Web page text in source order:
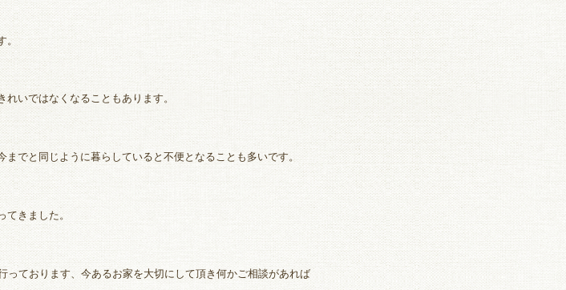
。
いではなくなることもあります。
でと同じように暮らしていると不便となることも多いです。
きました。
ております、今あるお家を大切にして頂き何かご相談があれば